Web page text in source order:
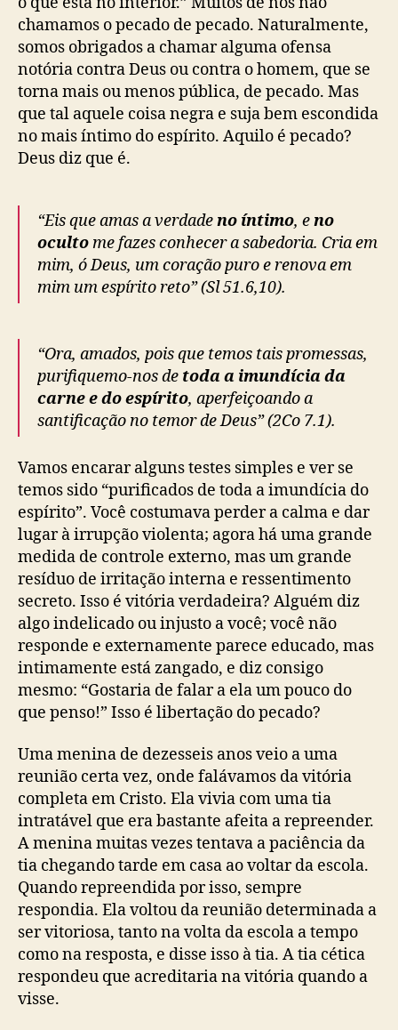
chamamos o pecado de pecado. Naturalmente,
somos obrigados a chamar alguma ofensa
notória contra Deus ou contra o homem, que se
torna mais ou menos pública, de pecado. Mas
que tal aquele coisa negra e suja bem escondida
no mais íntimo do espírito. Aquilo é pecado?
Deus diz que é.
“Eis que amas a verdadeno íntimo, eno
ocultome fazes conhecer a sabedoria. Cria em
mim, ó Deus, um coração puro e renova em
mim um espírito reto” (Sl 51.6,10).
“Ora, amados, pois que temos tais promessas,
purifiquemo-nos de toda a imundícia da
carne e do espírito, aperfeiçoando a
santificação no temor de Deus” (2Co 7.1).
Vamos encarar alguns testes simples e ver se
temos sido “purificados de toda a imundícia do
espírito”. Você costumava perder a calma e dar
lugar à irrupção violenta; agora há uma grande
medida de controle externo, mas um grande
resíduo de irritação interna e ressentimento
secreto. Isso é vitória verdadeira? Alguém diz
algo indelicado ou injusto a você; você não
responde e externamente parece educado, mas
intimamente está zangado, e diz consigo
mesmo: “Gostaria de falar a ela um pouco do
que penso!” Isso é libertação do pecado?
Uma menina de dezesseis anos veio a uma
reunião certa vez, onde falávamos da vitória
completa em Cristo. Ela vivia com uma tia
intratável que era bastante afeita a repreender.
A menina muitas vezes tentava a paciência da
tia chegando tarde em casa ao voltar da escola.
Quando repreendida por isso, sempre
respondia. Ela voltou da reunião determinada a
ser vitoriosa, tanto na volta da escola a tempo
como na resposta, e disse isso à tia. A tia cética
respondeu que acreditaria na vitória quando a
visse.